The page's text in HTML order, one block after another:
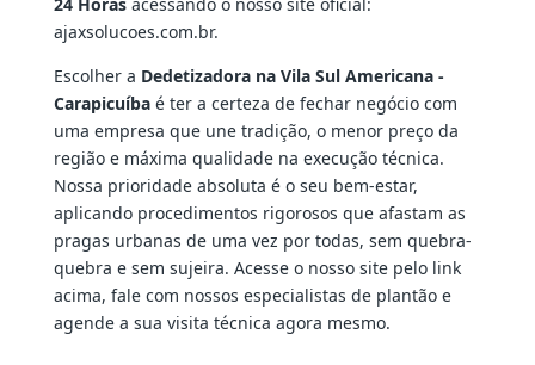
ajaxsolucoes.com.br.
Escolher a Dedetizadora na Vila Sul Americana -
Carapicuíbaé ter a certeza de fechar negócio com
uma empresa que une tradição, o menor preço da
região e máxima qualidade na execução técnica.
Nossa prioridade absoluta é o seu bem-estar,
aplicando procedimentos rigorosos que afastam as
pragas urbanas de uma vez por todas, sem quebra-
quebra e sem sujeira. Acesse o nosso site pelo link
acima, fale com nossos especialistas de plantão e
agende a sua visita técnica agora mesmo.